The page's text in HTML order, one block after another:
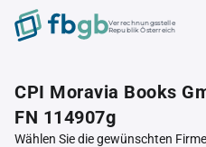
Verrechnungsstelle
Republik Österreich
CPI Moravia Books
FN 114907g
Wählen Sie die gewünschten